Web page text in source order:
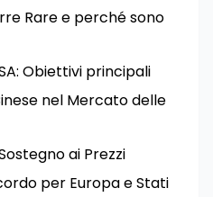
Rare e perché sono
Obiettivi principali
nel Mercato delle
ai Prezzi
per Europa e Stati